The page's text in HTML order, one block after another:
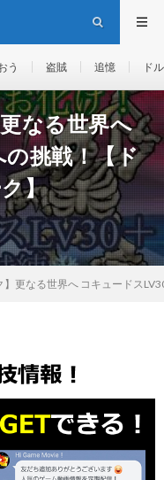
う 盗賊 追憶 ド
なる世界へ
挑戦！【ド
】
】更なる世界へ コキュードス